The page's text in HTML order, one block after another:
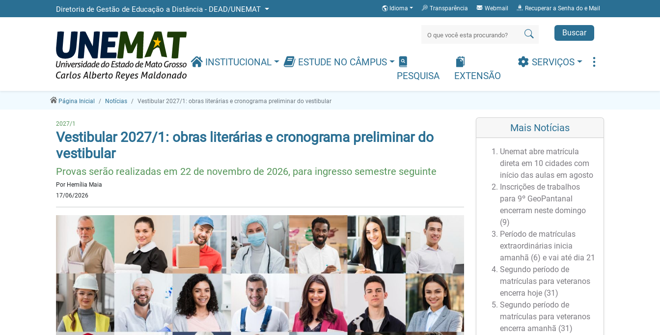
Diretoria de Gestão de Educação a Distância - DEAD/UNEMAT Idioma Transparência Webmail Recuperar a Senha do e Mail
Buscar
INSTITUCIONAL
ESTUDE NO CÂMPUS
PESQUISA
EXTENSÃO
SERVIÇOS
Página Inicial Notícias Vestibular 2027/1: obras literárias e cronograma preliminar do vestibular
2027/1
Vestibular 2027/1: obras literárias e cronograma preliminar do
vestibular
Provas serão realizadas em 22 de novembro de 2026, para ingresso semestre seguinte
Por Hemília Maia
17/06/2026
Mais Notícias
Unemat abre matrícula
direta em 10 cidades com
início das aulas em agosto
Inscrições de trabalhos
para 9º GeoPantanal
encerram neste domingo
(9)
Período de matrículas
extraordinárias inicia
amanhã (6) e vai até dia 21
Segundo período de
matrículas para veteranos
encerra hoje (31)
Segundo período de
matrículas para veteranos
encerra amanhã (31)